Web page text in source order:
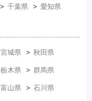
千葉県 愛知県
宮城県 秋田県
栃木県 群馬県
富山県 石川県